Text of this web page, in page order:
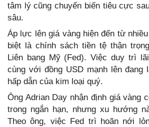
tâm lý cũng chuyển biến tiêu cực
sâu.
Áp lực lên giá vàng hiện đến từ
biệt là chính sách tiền tệ thận
Liên bang Mỹ (Fed). Việc duy trì
cùng với đồng USD mạnh lên đang
hấp dẫn của kim loại quý.
Ông Adrian Day nhận định giá vàng
trong ngắn hạn, nhưng xu hướng
Theo ông, việc Fed trì hoãn nới